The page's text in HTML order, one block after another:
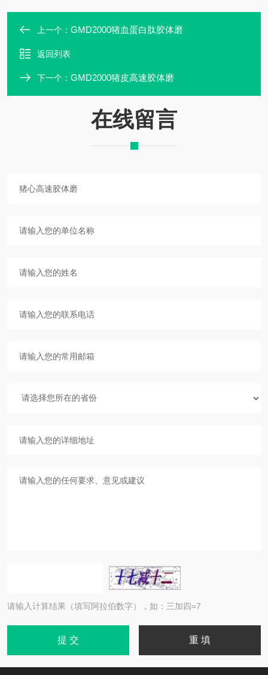
上一个： GMD2000猪血蛋白肽胶体磨
返回列表
下一个： GMD2000猪皮高速胶体磨
在线留言
请输入计算结果（填写阿拉伯数字），如：三加四=7